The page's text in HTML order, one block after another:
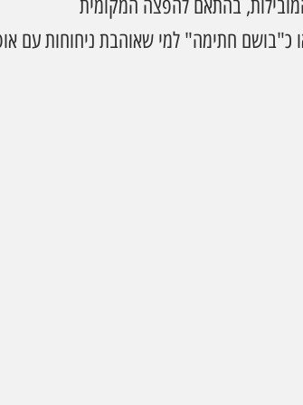
בהתאם להפצה המקומית
כ"בושם חתימה" למי שאוהבת ניחוחות עם